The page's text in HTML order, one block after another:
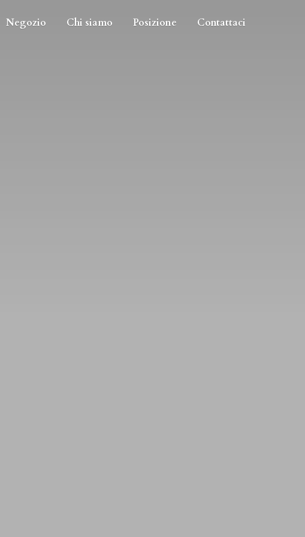
Negozio Chi siamo Posizione Contattaci